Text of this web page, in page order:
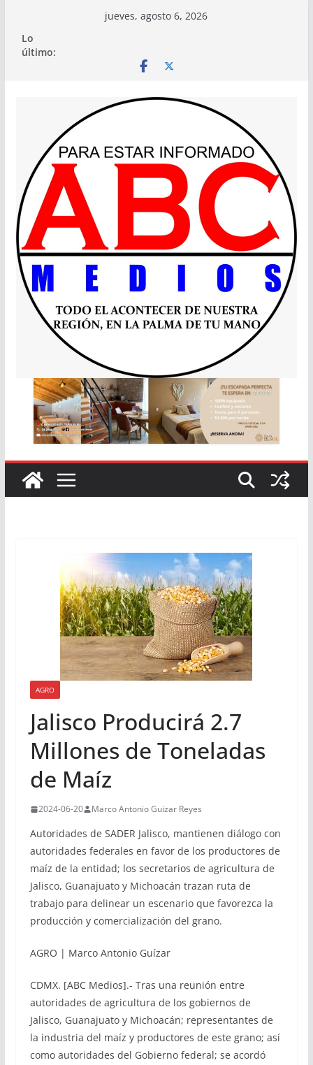
contenido
jueves, agosto 6, 2026
Lo
último:
AGRO
Jalisco Producirá 2.7
Millones de Toneladas
de Maíz
2024-06-20 Marco Antonio Guizar Reyes
Autoridades de SADER Jalisco, mantienen diálogo con
autoridades federales en favor de los productores de
maíz de la entidad; los secretarios de agricultura de
Jalisco, Guanajuato y Michoacán trazan ruta de
trabajo para delinear un escenario que favorezca la
producción y comercialización del grano.
AGRO | Marco Antonio Guízar
CDMX. [ABC Medios].- Tras una reunión entre
autoridades de agricultura de los gobiernos de
Jalisco, Guanajuato y Michoacán; representantes de
la industria del maíz y productores de este grano; así
como autoridades del Gobierno federal; se acordó